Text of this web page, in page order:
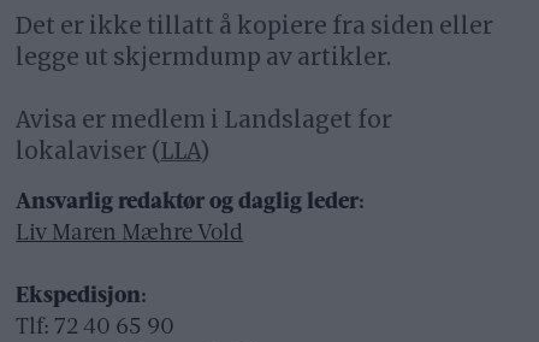
Det er ikke tillatt å kopiere fra siden eller
legge ut skjermdump av artikler.
Avisa er medlem i Landslaget for
lokalaviser (LLA)
Ansvarlig redaktør og daglig leder:
Liv Maren Mæhre Vold
Ekspedisjon:
Tlf: 72 40 65 90